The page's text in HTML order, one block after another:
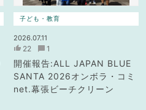
子ども・教育
2026.07.11
22 1
開催報告:ALL JAPAN BLUE
SANTA 2026オンボラ・コミ
net.幕張ビーチクリーン